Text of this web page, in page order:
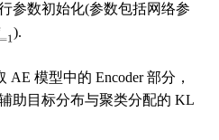
参数初始化(参数包括网络参
).
模型中的 Encoder 部分，
助目标分布与聚类分配的 KL